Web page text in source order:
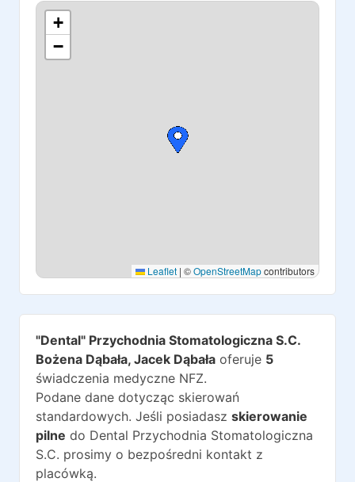
+
−
Leaflet | ©OpenStreetMapcontributors
"Dental" Przychodnia Stomatologiczna S.C.
Bożena Dąbała, Jacek Dąbała oferuje 5
świadczenia medyczne NFZ.
Podane dane dotycząc skierowań
standardowych. Jeśli posiadasz skierowanie
pilne do Dental Przychodnia Stomatologiczna
S.C. prosimy o bezpośredni kontakt z
placówką.